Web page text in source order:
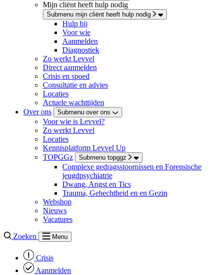
Mijn cliënt heeft hulp nodig
Submenu mijn cliënt heeft hulp nodig
Hulp bij
Voor wie
Aanmelden
Diagnostiek
Zo werkt Levvel
Direct aanmelden
Crisis en spoed
Consultatie en advies
Locaties
Actuele wachttijden
Over ons
Submenu over ons
Voor wie is Levvel?
Zo werkt Levvel
Locaties
Kennisplatform Levvel Up
TOPGGz
Submenu topggz
Complexe gedragsstoornissen en Forensische
jeugdpsychiatrie
Dwang, Angst en Tics
Trauma, Gehechtheid en en Gezin
Webshop
Nieuws
Vacatures
Zoeken Menu
Crisis
Aanmelden